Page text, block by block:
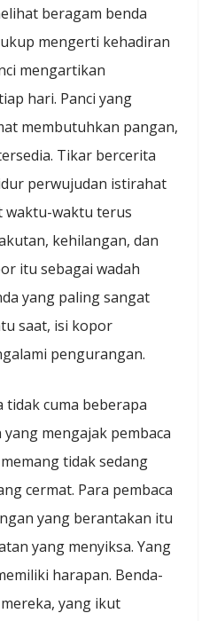
beragam benda
mengerti kehadiran
mengartikan
hari. Panci yang
membutuhkan pangan,
Tikar bercerita
perwujudan istirahat
waktu-waktu terus
kehilangan, dan
itu sebagai wadah
yang paling sangat
saat, isi kopor
pengurangan.
cuma beberapa
mengajak pembaca
tidak sedang
cermat. Para pembaca
yang berantakan itu
yang menyiksa. Yang
harapan. Benda-
yang ikut